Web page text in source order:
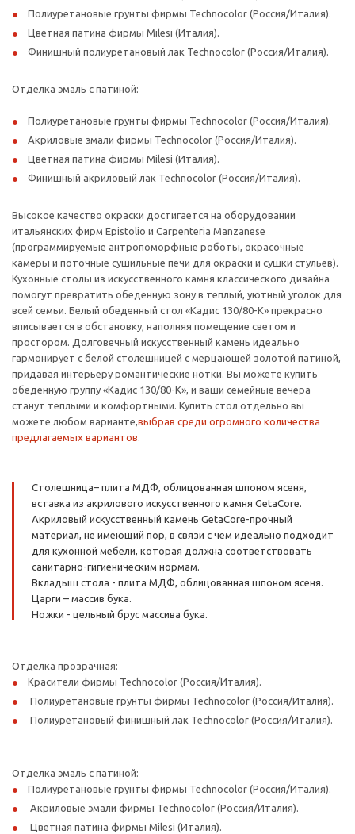
Полиуретановые грунты фирмы Technocolor (Россия/Италия).
Цветная патина фирмы Milesi (Италия).
Финишный полиуретановый лак Technocolor (Россия/Италия).
Отделка эмаль с патиной:
Полиуретановые грунты фирмы Technocolor (Россия/Италия).
Акриловые эмали фирмы Technocolor (Россия/Италия).
Цветная патина фирмы Milesi (Италия).
Финишный акриловый лак Technocolor (Россия/Италия).
Высокое качество окраски достигается на оборудовании
итальянских фирм Epistolio и Carpenteria Manzanese
(программируемые антропоморфные роботы, окрасочные
камеры и поточные сушильные печи для окраски и сушки стульев).
Кухонные столы из искусственного камня классического дизайна
помогут превратить обеденную зону в теплый, уютный уголок для
всей семьи. Белый обеденный стол «Кадис 130/80-К» прекрасно
вписывается в обстановку, наполняя помещение светом и
простором. Долговечный искусственный камень идеально
гармонирует с белой столешницей с мерцающей золотой патиной,
придавая интерьеру романтические нотки. Вы можете купить
обеденную группу «Кадис 130/80-К», и ваши семейные вечера
станут теплыми и комфортными. Купить стол отдельно вы
можете любом варианте,выбрав среди огромного количества
предлагаемых вариантов.
Столешница– плита МДФ, облицованная шпоном ясеня,
вставка из акрилового искусственного камня GetaCore.
Акриловый искусственный камень GetaCore-прочный
материал, не имеющий пор, в связи с чем идеально подходит
для кухонной мебели, которая должна соответствовать
санитарно-гигиеническим нормам.
Вкладыш стола - плита МДФ, облицованная шпоном ясеня.
Царги – массив бука.
Ножки - цельный брус массива бука.
Отделка прозрачная:
Красители фирмы Technocolor (Россия/Италия).
Полиуретановые грунты фирмы Technocolor (Россия/Италия).
Полиуретановый финишный лак Technocolor (Россия/Италия).
Отделка эмаль с патиной:
Полиуретановые грунты фирмы Technocolor (Россия/Италия).
Акриловые эмали фирмы Technocolor (Россия/Италия).
Цветная патина фирмы Milesi (Италия).